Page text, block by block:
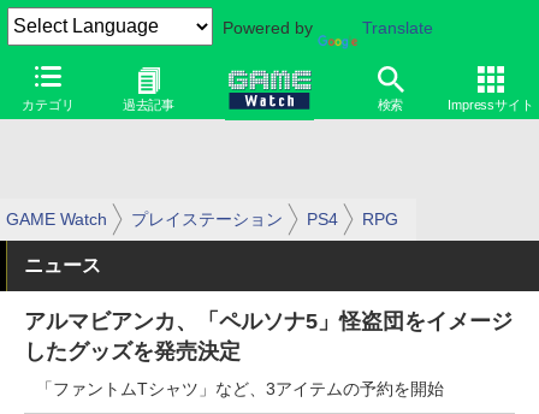
Powered by Translate
カテゴリ 過去記事 検索 Impressサイト
GAME Watch プレイステーション PS4 RPG
ニュース
アルマビアンカ、「ペルソナ5」怪盗団をイメージ
したグッズを発売決定
「ファントムTシャツ」など、3アイテムの予約を開始